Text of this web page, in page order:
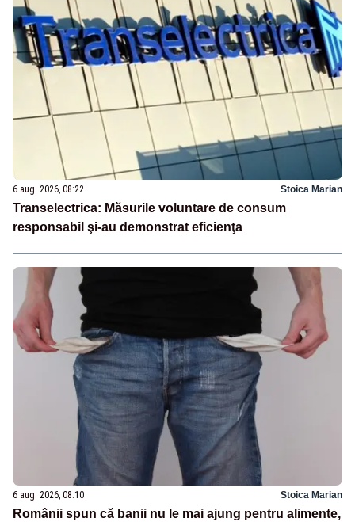
6 aug. 2026, 08:22 Stoica Marian
Transelectrica: Măsurile voluntare de consum
responsabil şi-au demonstrat eficienţa
6 aug. 2026, 08:10 Stoica Marian
Românii spun că banii nu le mai ajung pentru alimente,